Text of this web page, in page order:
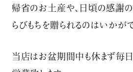
帰省のお土産や、日頃の感謝の
らびもちを贈られるのはいかが
当店はお盆期間中も休まず毎